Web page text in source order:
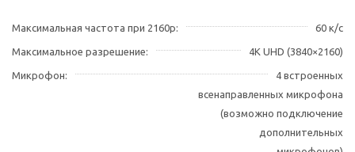
Максимальная частота при 2160p 60 к/с
Максимальное разрешение 4K UHD (3840×2160)
Микрофон
4 встроенных
всенаправленных микрофона
(возможно подключение
дополнительных